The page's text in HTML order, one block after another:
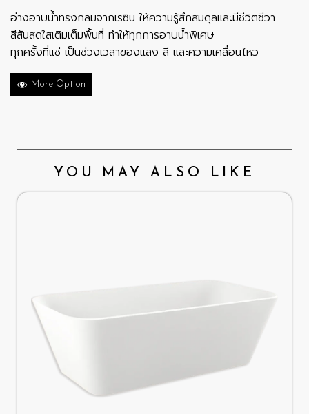
อ่างอาบน้ำทรงกลมจากเรซิน ให้ความรู้สึกสมดุลและมีชีวิตชีวา
สีสันสดใสเติมเต็มพื้นที่ ทำให้ทุกการอาบน้ำพิเศษ
ทุกครั้งที่แช่ เป็นช่วงเวลาของแสง สี และความเคลื่อนไหว
More Option
YOU MAY ALSO LIKE